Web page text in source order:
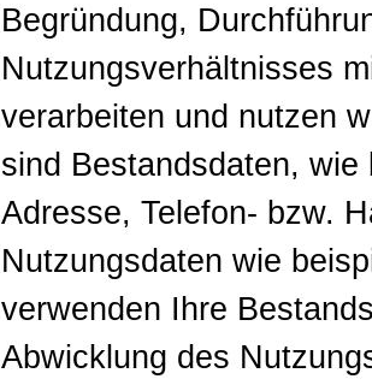
Begründung,
Nutzungsverhältnisses
verarbeiten und nutzen
sind Bestandsdaten,
Adresse, Telefon- bzw.
Nutzungsdaten wie
verwenden Ihre
Abwicklung des